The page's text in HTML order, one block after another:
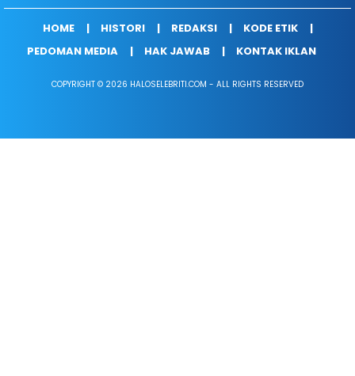
HOME HISTORI REDAKSI
KODE ETIK
PEDOMAN MEDIA
HAK JAWAB KONTAK IKLAN
COPYRIGHT © 2026 HALOSELEBRITI.COM - ALL RIGHTS RESERVED